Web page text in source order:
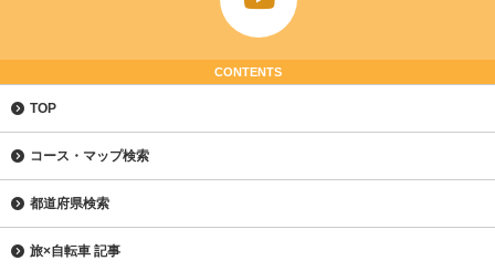
CONTENTS
TOP
コース・マップ検索
都道府県検索
旅×自転車 記事